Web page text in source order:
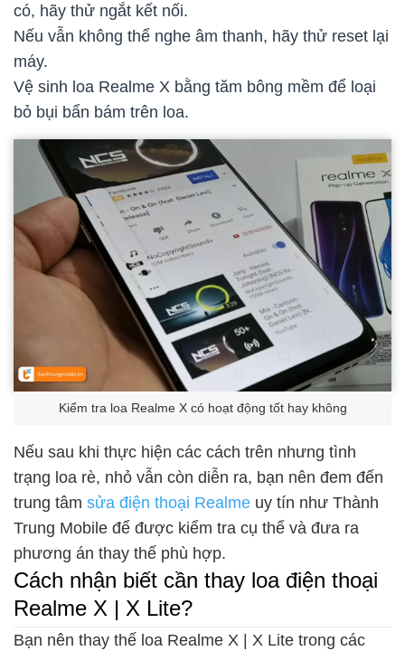
có, hãy thử ngắt kết nối.
Nếu vẫn không thể nghe âm thanh, hãy thử reset lại
máy.
Vệ sinh loa Realme X bằng tăm bông mềm để loại
bỏ bụi bẩn bám trên loa.
Kiểm tra loa Realme X có hoạt động tốt hay không
Nếu sau khi thực hiện các cách trên nhưng tình
trạng loa rè, nhỏ vẫn còn diễn ra, bạn nên đem đến
trung tâm sửa điện thoại Realme uy tín như Thành
Trung Mobile để được kiểm tra cụ thể và đưa ra
phương án thay thế phù hợp.
Cách nhận biết cần thay loa điện thoại
Realme X | X Lite?
Bạn nên thay thế loa Realme X | X Lite trong các